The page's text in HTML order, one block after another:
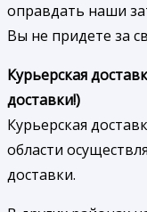
оправдать наши
Вы не придете за
Курьерская
доставки!)
Курьерская
области
доставки.